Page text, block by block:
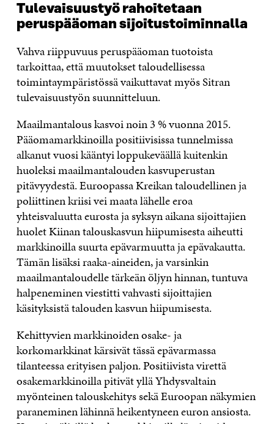
Tulevaisuustyö rahoitetaan
peruspääoman sijoitustoiminnalla
Vahva riippuvuus peruspääoman tuotoista
tarkoittaa, että muutokset taloudellisessa
toimintaympäristössä vaikuttavat myös Sitran
tulevaisuustyön suunnitteluun.
Maailmantalous kasvoi noin 3 % vuonna 2015.
Pääomamarkkinoilla positiivisissa tunnelmissa
alkanut vuosi kääntyi loppukeväällä kuitenkin
huoleksi maailmantalouden kasvuperustan
pitävyydestä. Euroopassa Kreikan taloudellinen ja
poliittinen kriisi vei maata lähelle eroa
yhteisvaluutta eurosta ja syksyn aikana sijoittajien
huolet Kiinan talouskasvun hiipumisesta aiheutti
markkinoilla suurta epävarmuutta ja epävakautta.
Tämän lisäksi raaka-aineiden, ja varsinkin
maailmantaloudelle tärkeän öljyn hinnan, tuntuva
halpeneminen viestitti vahvasti sijoittajien
käsityksistä talouden kasvun hiipumisesta.
Kehittyvien markkinoiden osake- ja
korkomarkkinat kärsivät tässä epävarmassa
tilanteessa erityisen paljon. Positiivista virettä
osakemarkkinoilla pitivät yllä Yhdysvaltain
myönteinen talouskehitys sekä Euroopan näkymien
paraneminen lähinnä heikentyneen euron ansiosta.